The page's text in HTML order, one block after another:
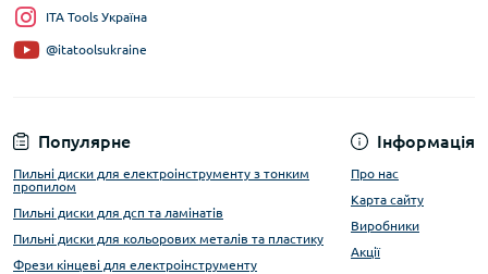
Популярне
Пильні диски для електроінструменту з тонким
пропилом
Пильні диски для дсп та ламінатів
Пильні диски для кольорових металів та пластику
Фрези кінцеві для електроінструменту
Інформація
Про нас
Карта сайту
Виробники
Акції
ITA Tools Україна
@itatoolsukraine